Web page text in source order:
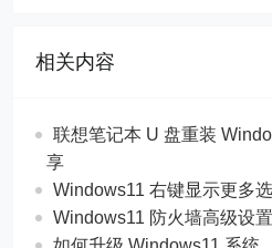
相关内容
联想笔记本 U 盘重装
享
Windows11 右键显示更多
Windows11 防火墙高级设